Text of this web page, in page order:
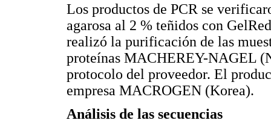
Los productos de PCR se
agarosa al 2 % teñidos con
realizó la purificación de las
proteínas MACHEREY-NAGEL
protocolo del proveedor. El
empresa MACROGEN (Korea).
Análisis de las secuencias